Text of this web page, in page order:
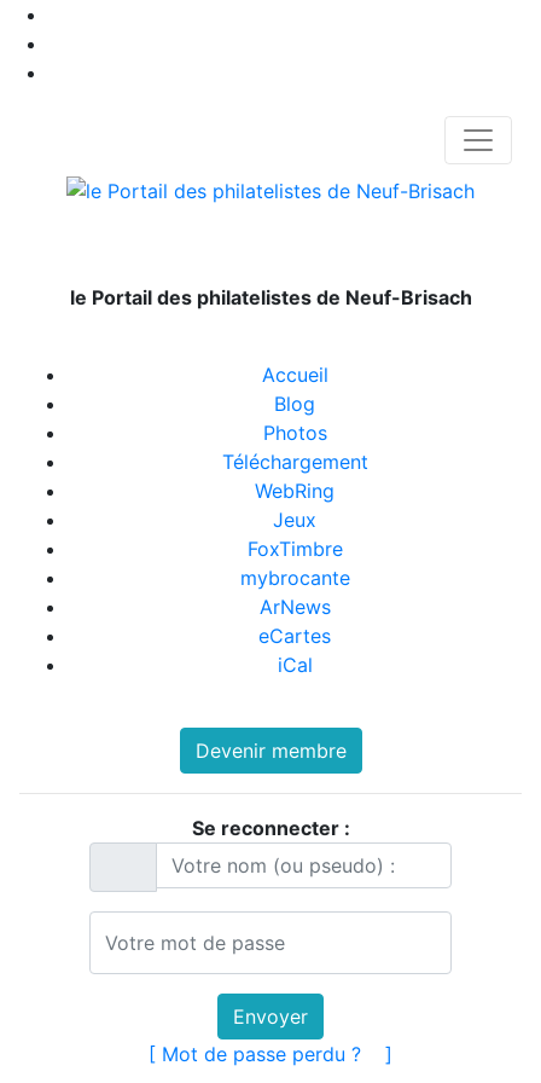
le Portail des philatelistes de Neuf-Brisach
Accueil
Blog
Photos
Téléchargement
WebRing
Jeux
FoxTimbre
mybrocante
ArNews
eCartes
iCal
Devenir membre
Se reconnecter :
Envoyer
[ Mot de passe perdu ?
]